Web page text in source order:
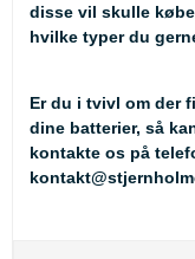
disse vil skulle
hvilke typer du
Er du i tvivl om der
dine batterier, så
kontakte os på